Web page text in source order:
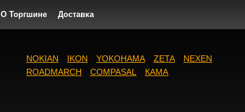
О Торгшине Доставка
NOKIAN IKON YOKOHAMA ZETA
NEXEN
ROADMARCH
COMPASAL КАМА